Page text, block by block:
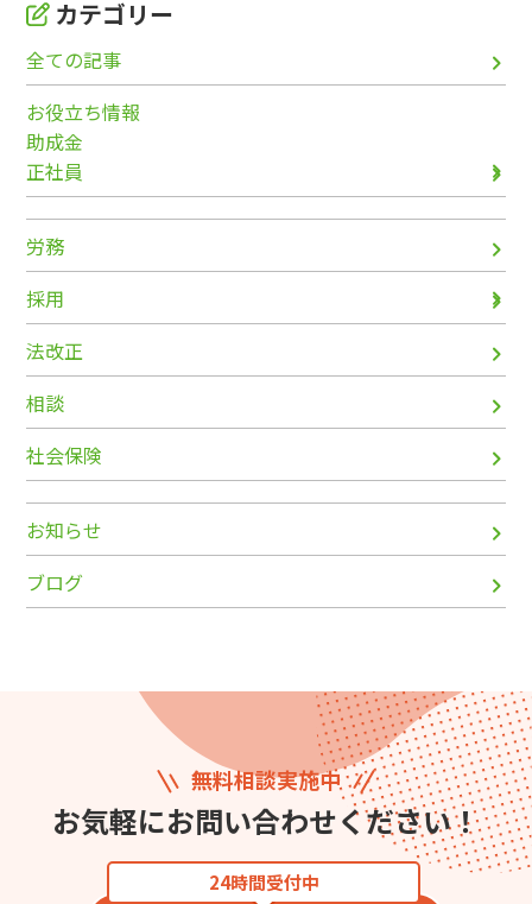
カテゴリー
全ての記事
お役立ち情報
助成金
正社員
労務
採用
法改正
相談
社会保険
お知らせ
ブログ
無料相談実施中
お気軽にお問い合わせください！
24時間受付中